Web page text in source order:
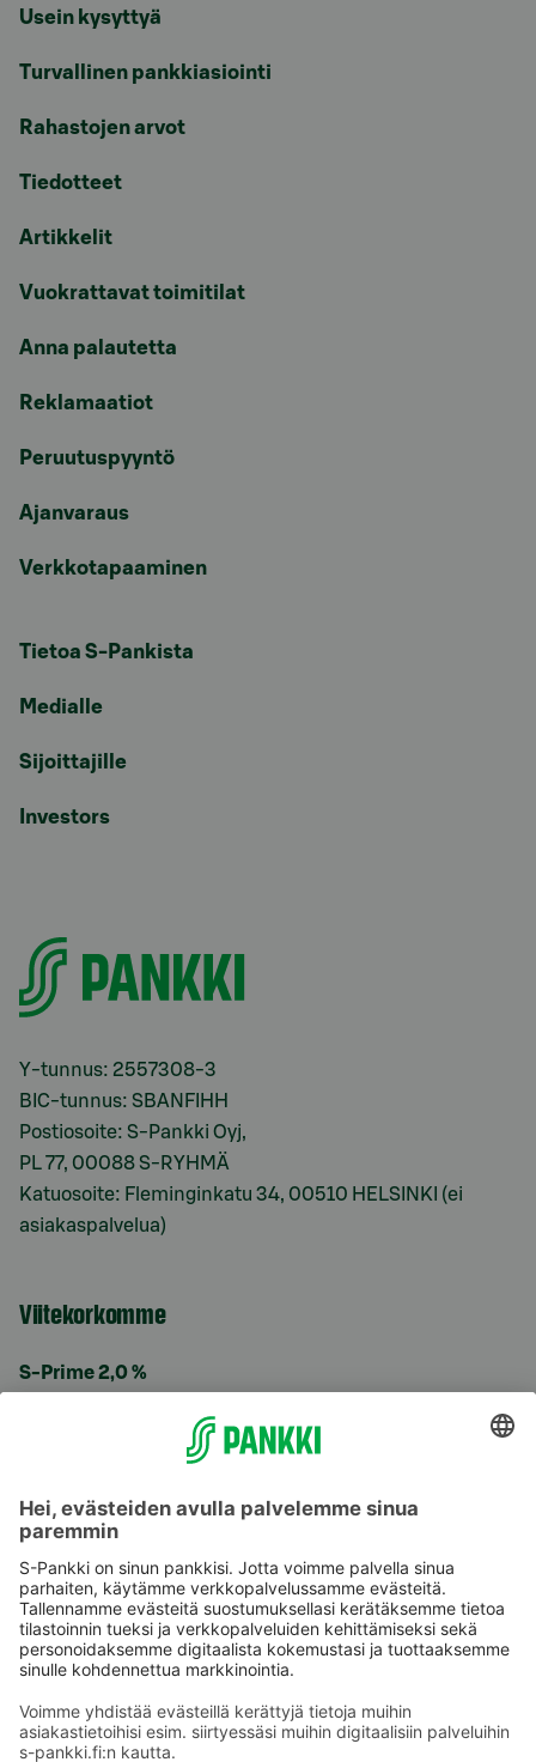
Usein kysyttyä
Turvallinen pankkiasiointi
Rahastojen arvot
Tiedotteet
Artikkelit
Vuokrattavat toimitilat
Anna palautetta
Reklamaatiot
Peruutuspyyntö
Ajanvaraus
Verkkotapaaminen
Tietoa S-Pankista
Medialle
Sijoittajille
Investors
Y-tunnus: 2557308-3
BIC-tunnus: SBANFIHH
Postiosoite: S-Pankki Oyj,
PL 77, 00088 S-RYHMÄ
Katuosoite: Fleminginkatu 34, 00510 HELSINKI (ei
asiakaspalvelua)
Viitekorkomme
S-Prime 2,0 %
Käyttöehdot
Saavutettavuusseloste